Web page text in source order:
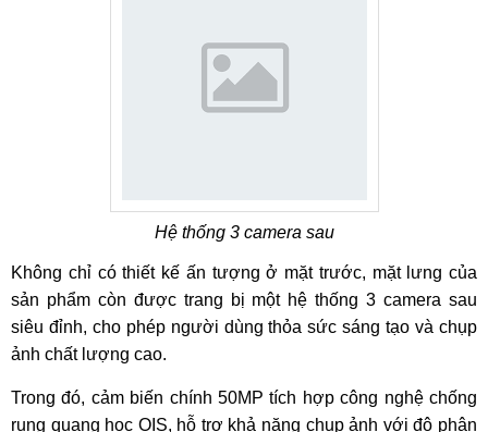
Hệ thống 3 camera sau
Không chỉ có thiết kế ấn tượng ở mặt trước, mặt lưng của
sản phẩm còn được trang bị một hệ thống 3 camera sau
siêu đỉnh, cho phép người dùng thỏa sức sáng tạo và chụp
ảnh chất lượng cao.
Trong đó, cảm biến chính 50MP tích hợp công nghệ chống
rung quang học OIS, hỗ trợ khả năng chụp ảnh với độ phân